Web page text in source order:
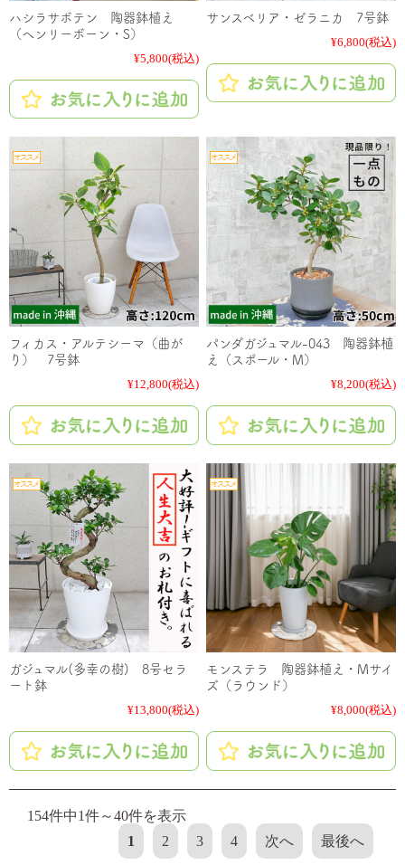
ハシラサボテン 陶器鉢植え
（ヘンリーボーン・S）
¥5,800(税込)
サンスベリア・ゼラニカ 7号鉢
¥6,800(税込)
フィカス・アルテシーマ（曲が
り） 7号鉢
¥12,800(税込)
パンダガジュマル-043 陶器鉢植
え（スポール・M）
¥8,200(税込)
ガジュマル(多幸の樹) 8号セラ
ート鉢
¥13,800(税込)
モンステラ 陶器鉢植え・Mサイ
ズ（ラウンド）
¥8,000(税込)
154件中1件～40件を表示
1 2 3 4 次へ 最後へ